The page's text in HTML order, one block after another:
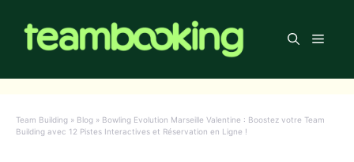
contenu
Menu
Team Building » Blog » Bowling Evolution Marseille Valentine : Boostez votre Team
Building avec 12 Pistes Interactives et Réservation en Ligne !